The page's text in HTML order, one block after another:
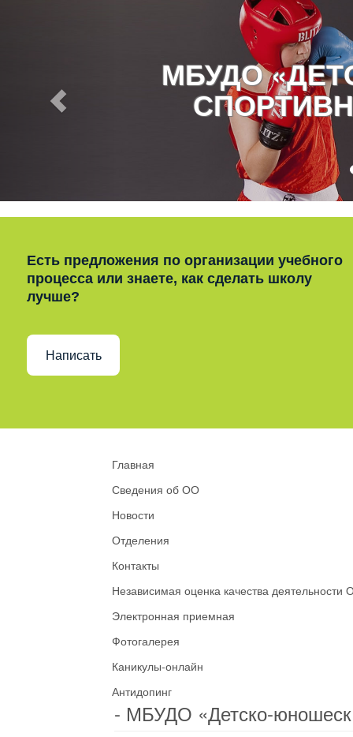
МБУДО
Есть предложения по организации учебного
процесса или знаете, как сделать школу
лучше?
Написать
Главная
Сведения об ОО
Новости
Отделения
Контакты
Независимая оценка качества деятельности
Электронная приемная
Фотогалерея
Каникулы-онлайн
Антидопинг
- МБУДО «Детско-